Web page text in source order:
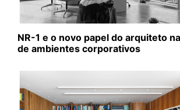
NR-1 e o novo papel do arquiteto
de ambientes corporativos